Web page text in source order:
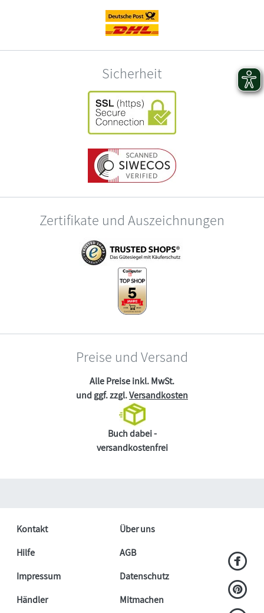
Sicherheit
Zertifikate und Auszeichnungen
Preise und Versand
Alle Preise inkl. MwSt.
und ggf. zzgl.Versandkosten
Buch dabei -
versandkostenfrei
Kontakt
Über uns
Hilfe
AGB
Impressum
Datenschutz
Händler
Mitmachen